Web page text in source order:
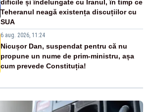
dificile și îndelungate cu Iranul, în timp ce
Teheranul neagă existența discuțiilor cu
SUA
6 aug. 2026, 11:24
Nicușor Dan, suspendat pentru că nu
propune un nume de prim-ministru, așa
cum prevede Constituția!